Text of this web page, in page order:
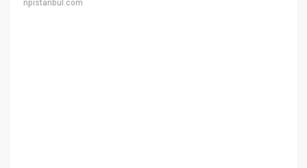
npistanbul.com